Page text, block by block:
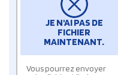
JE N'AI PAS DE
FICHIER
MAINTENANT.
Vous pourrez envoyer